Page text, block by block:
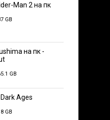
Man 2 на пк
GB
на пк -
GB
Ages
GB